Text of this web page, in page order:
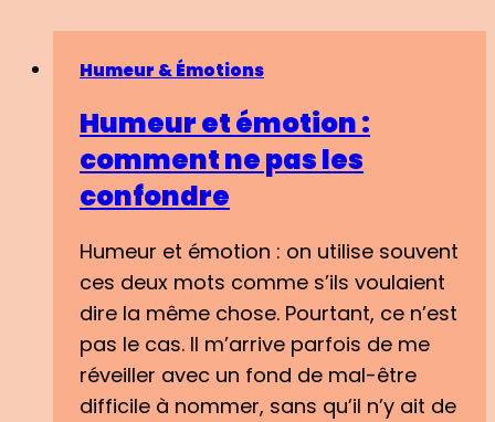
Humeur & Émotions
Humeur et émotion :
comment ne pas les
confondre
Humeur et émotion : on utilise souvent
ces deux mots comme s’ils voulaient
dire la même chose. Pourtant, ce n’est
pas le cas. Il m’arrive parfois de me
réveiller avec un fond de mal-être
difficile à nommer, sans qu’il n’y ait de